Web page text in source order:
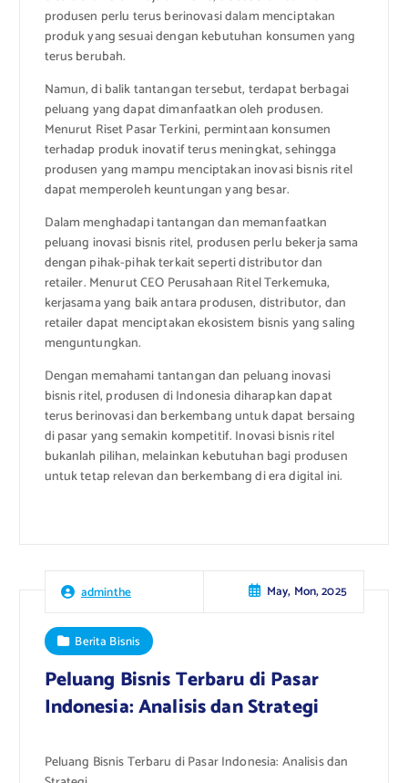
produsen perlu terus berinovasi dalam menciptakan
produk yang sesuai dengan kebutuhan konsumen yang
terus berubah.
Namun, di balik tantangan tersebut, terdapat berbagai
peluang yang dapat dimanfaatkan oleh produsen.
Menurut Riset Pasar Terkini, permintaan konsumen
terhadap produk inovatif terus meningkat, sehingga
produsen yang mampu menciptakan inovasi bisnis ritel
dapat memperoleh keuntungan yang besar.
Dalam menghadapi tantangan dan memanfaatkan
peluang inovasi bisnis ritel, produsen perlu bekerja sama
dengan pihak-pihak terkait seperti distributor dan
retailer. Menurut CEO Perusahaan Ritel Terkemuka,
kerjasama yang baik antara produsen, distributor, dan
retailer dapat menciptakan ekosistem bisnis yang saling
menguntungkan.
Dengan memahami tantangan dan peluang inovasi
bisnis ritel, produsen di Indonesia diharapkan dapat
terus berinovasi dan berkembang untuk dapat bersaing
di pasar yang semakin kompetitif. Inovasi bisnis ritel
bukanlah pilihan, melainkan kebutuhan bagi produsen
untuk tetap relevan dan berkembang di era digital ini.
adminthe May, Mon, 2025
Berita Bisnis
Peluang Bisnis Terbaru di Pasar
Indonesia: Analisis dan Strategi
Peluang Bisnis Terbaru di Pasar Indonesia: Analisis dan